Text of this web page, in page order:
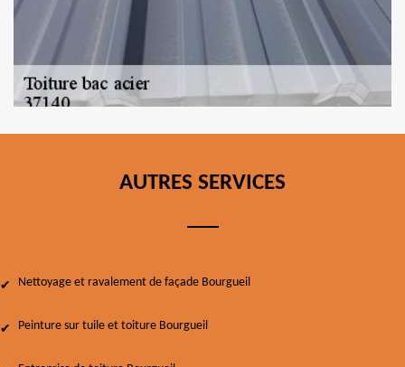
AUTRES SERVICES
Nettoyage et ravalement de façade Bourgueil
Peinture sur tuile et toiture Bourgueil